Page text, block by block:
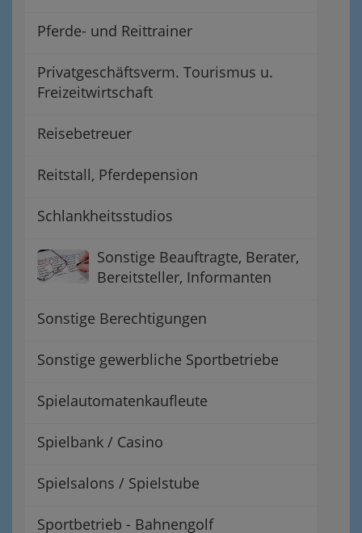
Pferde- und Reittrainer
Privatgeschäftsverm. Tourismus u.
Freizeitwirtschaft
Reisebetreuer
Reitstall, Pferdepension
Schlankheitsstudios
Sonstige Beauftragte, Berater,
Bereitsteller, Informanten
Sonstige Berechtigungen
Sonstige gewerbliche Sportbetriebe
Spielautomatenkaufleute
Spielbank / Casino
Spielsalons / Spielstube
Sportbetrieb - Bahnengolf